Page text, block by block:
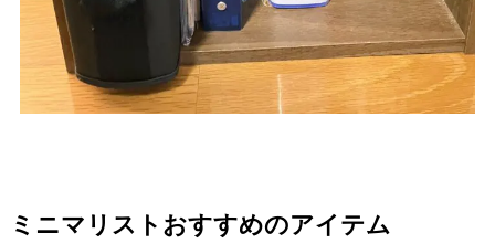
ミニマリストおすすめのアイテム